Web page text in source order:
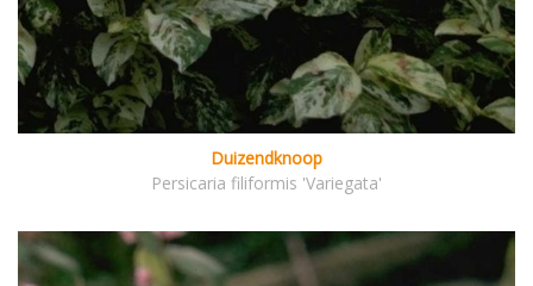
Duizendknoop
Persicaria filiformis 'Variegata'